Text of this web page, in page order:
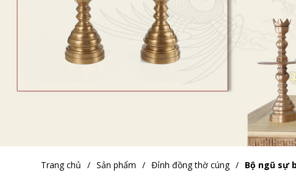
Trang chủ Sản phẩm Đỉnh đồng thờ cúng Bộ ngũ sự